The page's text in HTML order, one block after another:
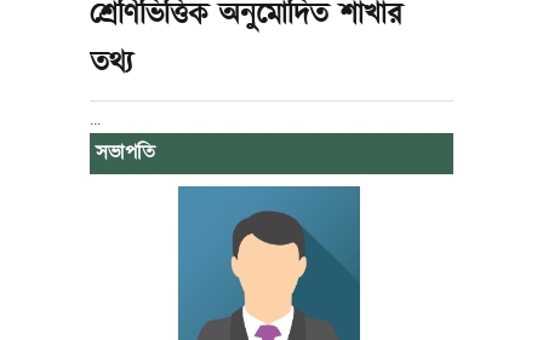
শ্রেণিভিত্তিক অনুমোদিত শাখার
তথ্য
...
সভাপতি